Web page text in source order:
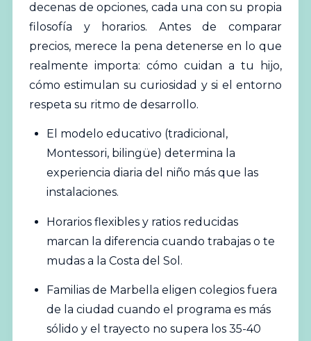
decenas de opciones, cada una con su propia
filosofía y horarios. Antes de comparar
precios, merece la pena detenerse en lo que
realmente importa: cómo cuidan a tu hijo,
cómo estimulan su curiosidad y si el entorno
respeta su ritmo de desarrollo.
El modelo educativo (tradicional,
Montessori, bilingüe) determina la
experiencia diaria del niño más que las
instalaciones.
Horarios flexibles y ratios reducidas
marcan la diferencia cuando trabajas o te
mudas a la Costa del Sol.
Familias de Marbella eligen colegios fuera
de la ciudad cuando el programa es más
sólido y el trayecto no supera los 35-40